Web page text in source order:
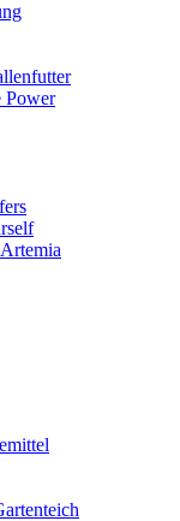
Power